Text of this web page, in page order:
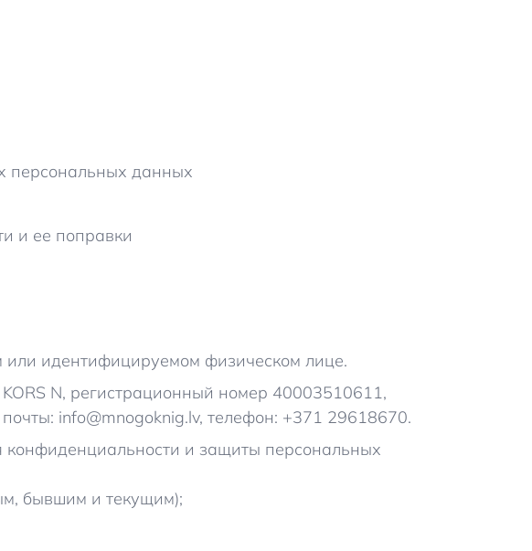
персональных данных
и ее поправки
идентифицируемом физическом лице.
N, регистрационный номер 40003510611,
info@mnogoknig.lv, телефон: +371 29618670.
конфиденциальности и защиты персональных
бывшим и текущим);